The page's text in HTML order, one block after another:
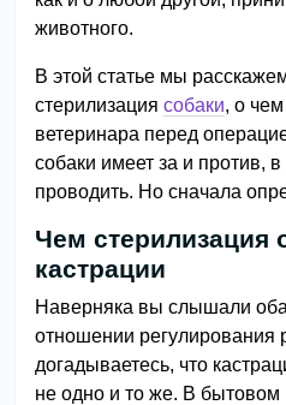
животного.
В этой статье мы
стерилизация собаки, о
ветеринара перед
собаки имеет за и против,
проводить. Но сначала
Чем стерилизация
кастрации
Наверняка вы слышали
отношении регулирования
догадываетесь, что
не одно и то же. В бытовом